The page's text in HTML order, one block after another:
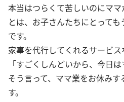
本当はつらくて苦しいのにマ
とは、お子さんたちにとって
です。
家事を代行してくれるサービス
「すごくしんどいから、今日
そう言って、ママ業をお休み
す。